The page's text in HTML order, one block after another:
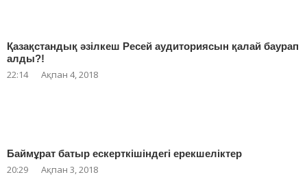
Қазақстандық әзілкеш Ресей аудиториясын қалай баурап
алды?!
22:14 Ақпан 4, 2018
Баймұрат батыр ескерткішіндегі ерекшеліктер
20:29 Ақпан 3, 2018